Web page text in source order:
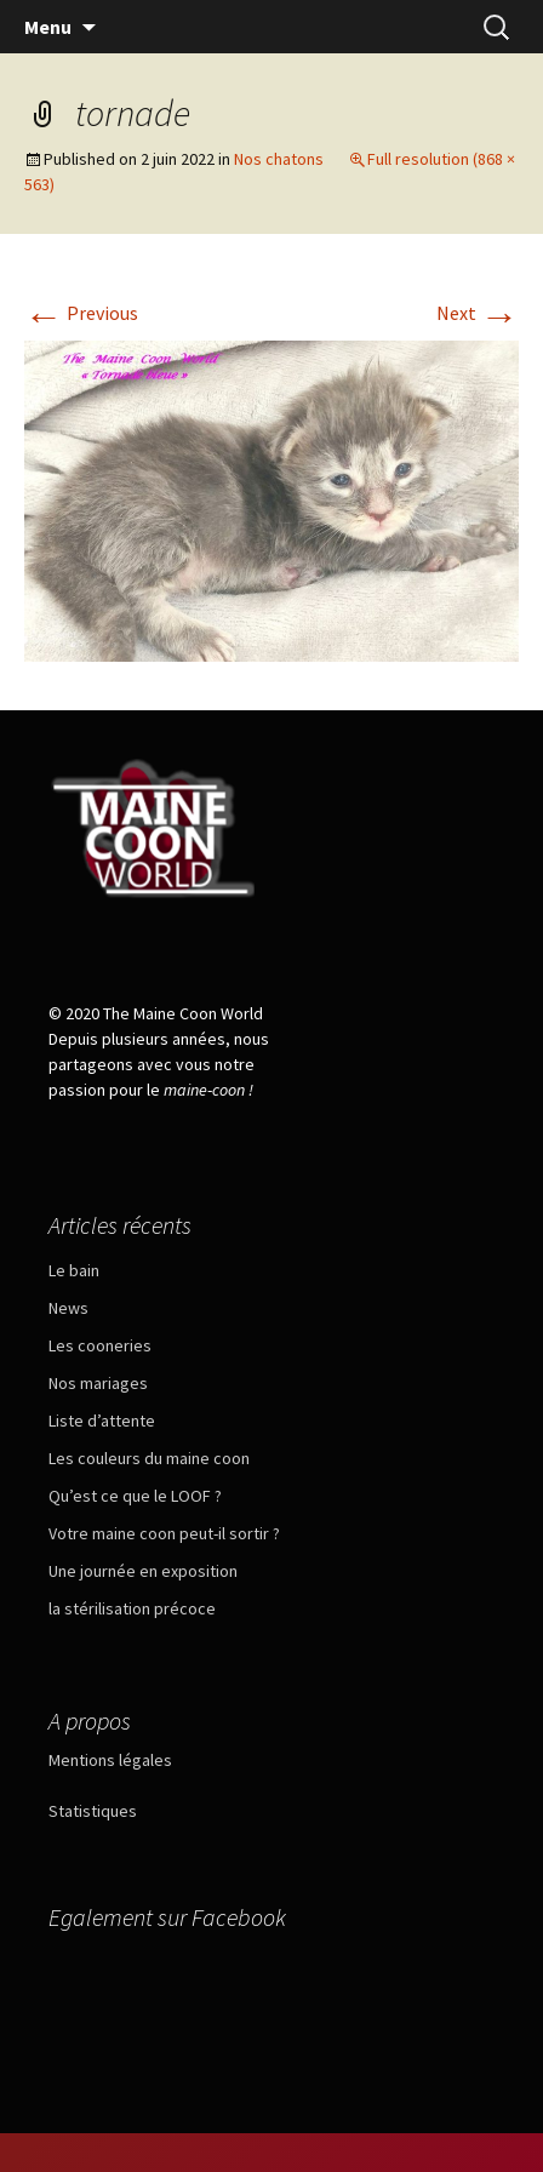
Menu
tornade
Published on 2 juin 2022in Nos chatons
Full resolution (868 ×
563)
← Previous Next →
© 2020 The Maine Coon World
Depuis plusieurs années, nous
partageons avec vous notre
passion pour le maine-coon !
Articles récents
Le bain
News
Les cooneries
Nos mariages
Liste d’attente
Les couleurs du maine coon
Qu’est ce que le LOOF ?
Votre maine coon peut-il sortir ?
Une journée en exposition
la stérilisation précoce
A propos
Mentions légales
Statistiques
Egalement sur Facebook